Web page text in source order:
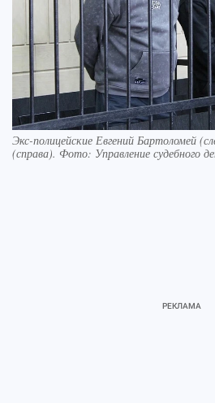
Экс-полицейские Евгений Бартоломей
(справа). Фото: Управление судебного